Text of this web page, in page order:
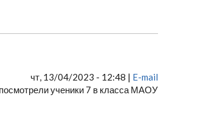
чт, 13/04/2023 - 12:48 | E-mail
ученики 7 в класса МАОУ